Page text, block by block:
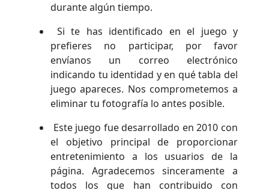
durante algún tiempo.
Si te has identificado en el juego y
prefieres no participar, por favor
envíanos un correo electrónico
indicando tu identidad y en qué tabla del
juego apareces. Nos comprometemos a
eliminar tu fotografía lo antes posible.
Este juego fue desarrollado en 2010 con
el objetivo principal de proporcionar
entretenimiento a los usuarios de la
página. Agradecemos sinceramente a
todos los que han contribuido con